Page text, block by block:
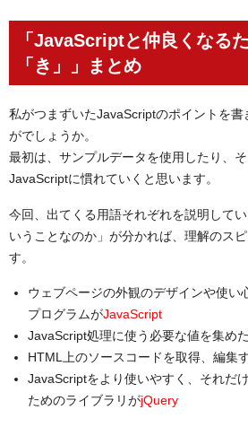
「JavaScriptと仲良くなる
「き」」まとめ
私がつまずいたJavaScriptのポイントを
がでしょうか。
最初は、サンプルデータを使用したり、
JavaScriptに慣れていくと思います。
今回、出てくる用語それぞれを説明して
いうことなのか」が分かれば、理解のス
す。
ウェブページの外観のデザインや使い
プログラムがJavaScript
JavaScript処理に使う必要な値を集め
HTML上のソースコードを取得、編集
JavaScriptをより使いやすく、それだ
ためのライブラリがjQuery